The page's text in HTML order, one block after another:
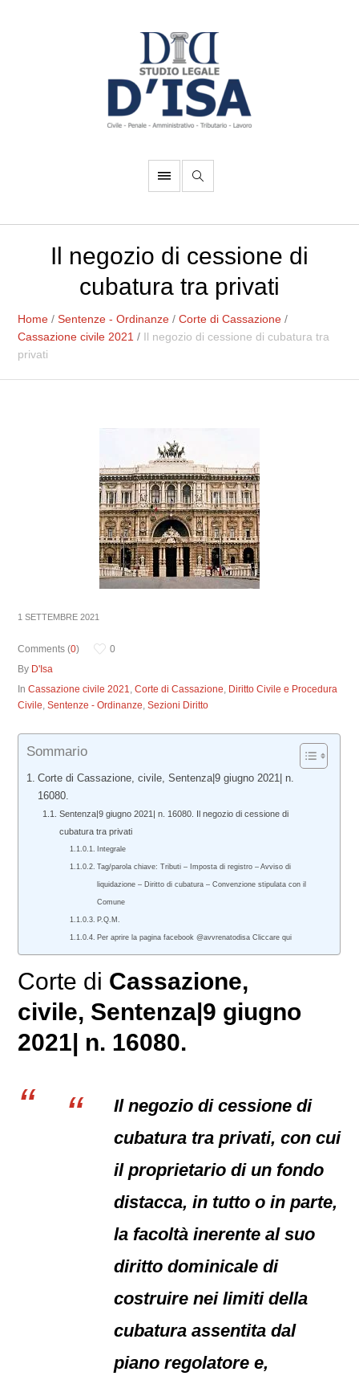
Il negozio di cessione di
cubatura tra privati
Home /Sentenze - Ordinanze /Corte di Cassazione /
Cassazione civile 2021 / Il negozio di cessione di cubatura tra
privati
1 SETTEMBRE 2021
Comments (0)
0
By D'Isa
InCassazione civile 2021,Corte di Cassazione, Diritto Civile e Procedura
Civile,Sentenze - Ordinanze,Sezioni Diritto
Sommario
Corte di Cassazione, civile, Sentenza|9 giugno 2021| n.
16080.
Sentenza|9 giugno 2021| n. 16080. Il negozio di cessione di
cubatura tra privati
Integrale
Tag/parola chiave: Tributi – Imposta di registro – Avviso di
liquidazione – Diritto di cubatura – Convenzione stipulata con il
Comune
P.Q.M.
Per aprire la pagina facebook @avvrenatodisa Cliccare qui
Corte di Cassazione,
civile, Sentenza|9 giugno
2021| n. 16080.
Il negozio di cessione di
cubatura tra privati, con cui
il proprietario di un fondo
distacca, in tutto o in parte,
la facoltà inerente al suo
diritto dominicale di
costruire nei limiti della
cubatura assentita dal
piano regolatore e,